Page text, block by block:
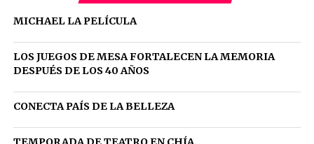
MICHAEL LA PELÍCULA
LOS JUEGOS DE MESA FORTALECEN LA MEMORIA
DESPUÉS DE LOS 40 AÑOS
CONECTA PAÍS DE LA BELLEZA